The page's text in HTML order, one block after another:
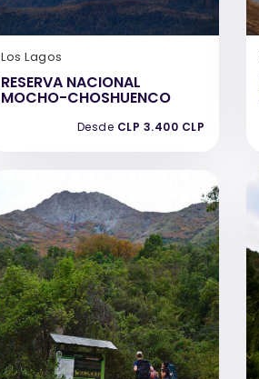
Los Lagos
RESERVA NACIONAL
MOCHO-CHOSHUENCO
Desde CLP 3.400 CLP